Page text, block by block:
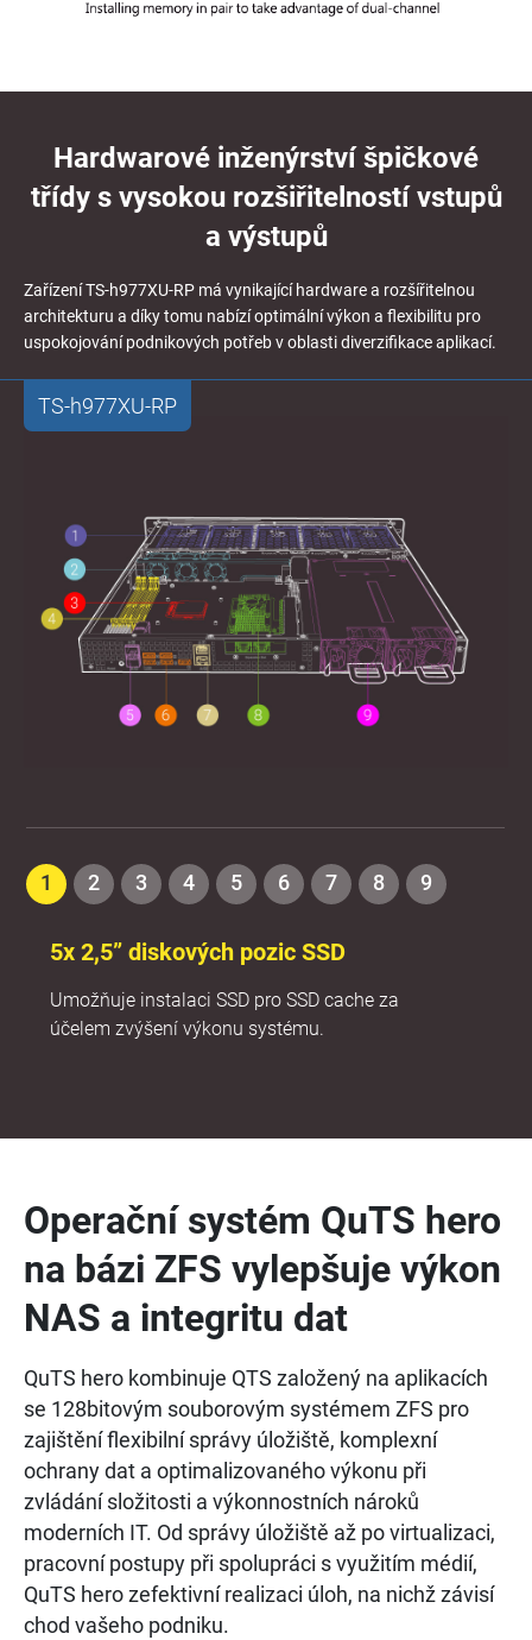
Hardwarové inženýrství špičkové
třídy s vysokou rozšiřitelností vstupů
a výstupů
Zařízení TS-h977XU-RP má vynikající hardware a rozšířitelnou
architekturu a díky tomu nabízí optimální výkon a flexibilitu pro
uspokojování podnikových potřeb v oblasti diverzifikace aplikací.
TS-h977XU-RP
1 2 3 4 5 6 7 8 9
5x 2,5” diskových pozic SSD
Umožňuje instalaci SSD pro SSD cache za
účelem zvýšení výkonu systému.
Operační systém QuTS hero
na bázi ZFS vylepšuje výkon
NAS a integritu dat
QuTS hero kombinuje QTS založený na aplikacích
se 128bitovým souborovým systémem ZFS pro
zajištění flexibilní správy úložiště, komplexní
ochrany dat a optimalizovaného výkonu při
zvládání složitosti a výkonnostních nároků
moderních IT. Od správy úložiště až po virtualizaci,
pracovní postupy při spolupráci s využitím médií,
QuTS hero zefektivní realizaci úloh, na nichž závisí
chod vašeho podniku.